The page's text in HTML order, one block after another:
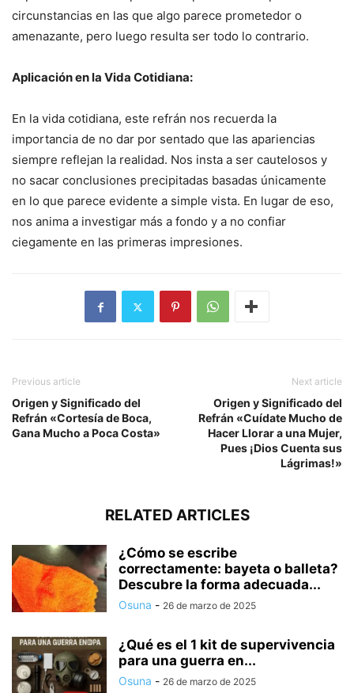
circunstancias en las que algo parece prometedor o
amenazante, pero luego resulta ser todo lo contrario.
Aplicación en la Vida Cotidiana:
En la vida cotidiana, este refrán nos recuerda la
importancia de no dar por sentado que las apariencias
siempre reflejan la realidad. Nos insta a ser cautelosos y
no sacar conclusiones precipitadas basadas únicamente
en lo que parece evidente a simple vista. En lugar de eso,
nos anima a investigar más a fondo y a no confiar
ciegamente en las primeras impresiones.
Previous article
Origen y Significado del
Refrán «Cortesía de Boca,
Gana Mucho a Poca Costa»
Next article
Origen y Significado del
Refrán «Cuídate Mucho de
Hacer Llorar a una Mujer,
Pues ¡Dios Cuenta sus
Lágrimas!»
RELATED ARTICLES
¿Cómo se escribe
correctamente: bayeta o balleta?
Descubre la forma adecuada...
Osuna - 26 de marzo de 2025
¿Qué es el 1 kit de supervivencia
para una guerra en...
Osuna - 26 de marzo de 2025